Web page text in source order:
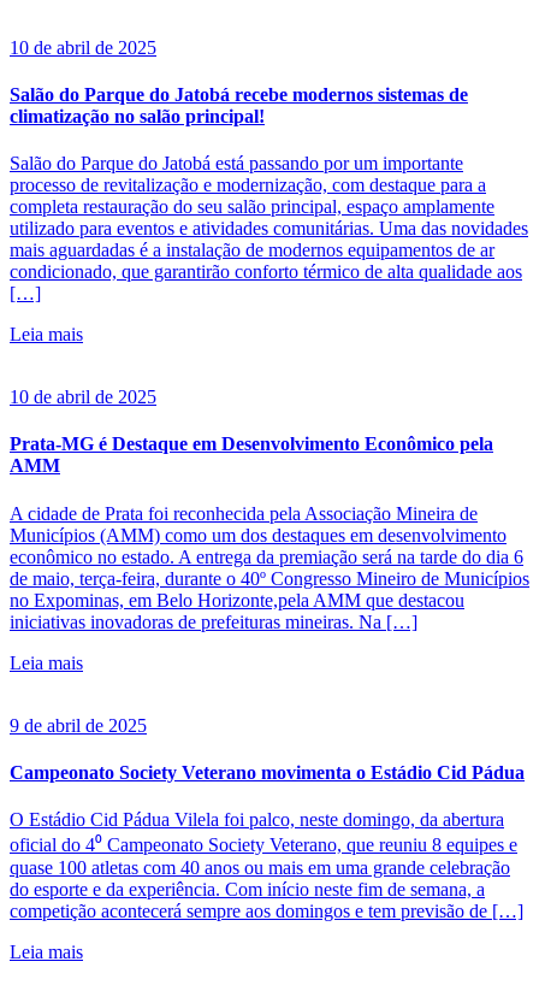
10 de abril de 2025
Salão do Parque do Jatobá recebe modernos sistemas de
climatização no salão principal!
Salão do Parque do Jatobá está passando por um importante
processo de revitalização e modernização, com destaque para a
completa restauração do seu salão principal, espaço amplamente
utilizado para eventos e atividades comunitárias. Uma das novidades
mais aguardadas é a instalação de modernos equipamentos de ar
condicionado, que garantirão conforto térmico de alta qualidade aos
[…]
Leia mais
10 de abril de 2025
Prata-MG é Destaque em Desenvolvimento Econômico pela
AMM
A cidade de Prata foi reconhecida pela Associação Mineira de
Municípios (AMM) como um dos destaques em desenvolvimento
econômico no estado. A entrega da premiação será na tarde do dia 6
de maio, terça-feira, durante o 40º Congresso Mineiro de Municípios
no Expominas, em Belo Horizonte,pela AMM que destacou
iniciativas inovadoras de prefeituras mineiras. Na […]
Leia mais
9 de abril de 2025
Campeonato Society Veterano movimenta o Estádio Cid Pádua
O Estádio Cid Pádua Vilela foi palco, neste domingo, da abertura
oficial do 4⁰ Campeonato Society Veterano, que reuniu 8 equipes e
quase 100 atletas com 40 anos ou mais em uma grande celebração
do esporte e da experiência. Com início neste fim de semana, a
competição acontecerá sempre aos domingos e tem previsão de […]
Leia mais